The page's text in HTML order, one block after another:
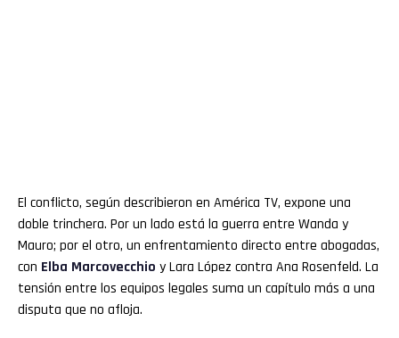
El conflicto, según describieron en América TV, expone una
doble trinchera. Por un lado está la guerra entre Wanda y
Mauro; por el otro, un enfrentamiento directo entre abogadas,
con Elba Marcovecchio y Lara López contra Ana Rosenfeld. La
tensión entre los equipos legales suma un capítulo más a una
disputa que no afloja.